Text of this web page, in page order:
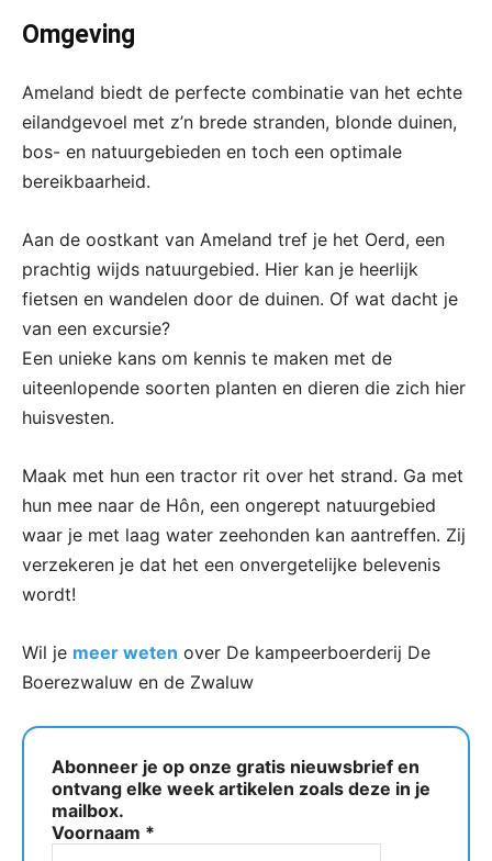
Omgeving
Ameland biedt de perfecte combinatie van het echte
eilandgevoel met z’n brede stranden, blonde duinen,
bos- en natuurgebieden en toch een optimale
bereikbaarheid.
Aan de oostkant van Ameland tref je het Oerd, een
prachtig wijds natuurgebied. Hier kan je heerlijk
fietsen en wandelen door de duinen. Of wat dacht je
van een excursie?
Een unieke kans om kennis te maken met de
uiteenlopende soorten planten en dieren die zich hier
huisvesten.
Maak met hun een tractor rit over het strand. Ga met
hun mee naar de Hôn, een ongerept natuurgebied
waar je met laag water zeehonden kan aantreffen. Zij
verzekeren je dat het een onvergetelijke belevenis
wordt!
Wil je meer weten over De kampeerboerderij De
Boerezwaluw en de Zwaluw
Abonneer je op onze gratis nieuwsbrief en
ontvang elke week artikelen zoals deze in je
mailbox.
Voornaam *